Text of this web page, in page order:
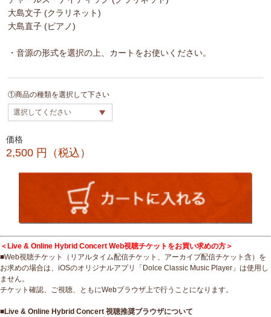
大島文子 (クラリネット)
大島直子 (ピアノ)
・音源の形式を選択の上、カートをお使いください。
①商品の種類を選択して下さい
価格
2,500 円（税込）
＜Live & Online Hybrid Concert Web視聴チケットをお買い求めの方＞
■Web視聴チケット（リアルタイム配信チケット、アーカイブ配信チケット含）を
お求めの場合は、iOSのオリジナルアプリ「Dolce Classic Music Player」は使用し
ません。
チケット確認、ご視聴、ともにWebブラウザ上で行うことになります。
■Live & Online Hybrid Concert 視聴推奨ブラウザについて